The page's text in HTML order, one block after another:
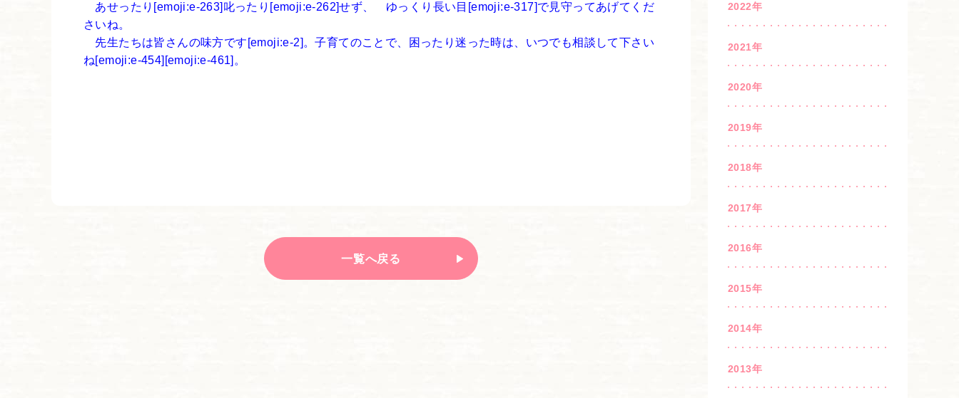
あせったり[emoji:e-263]叱ったり[emoji:e-262]せず、 ゆっくり長い目[emoji:e-317]で見守ってあげてくだ
さいね。
先生たちは皆さんの味方です[emoji:e-2]。子育てのことで、困ったり迷った時は、いつでも相談して下さい
ね[emoji:e-454][emoji:e-461]。
一覧へ戻る
2022年
2021年
2020年
2019年
2018年
2017年
2016年
2015年
2014年
2013年